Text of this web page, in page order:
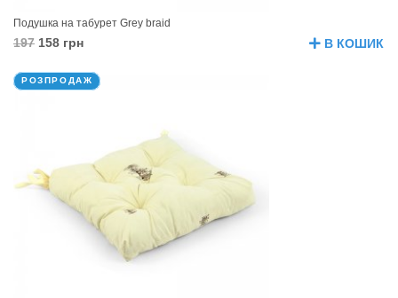
Подушка на табурет Grey braid
197 158 грн В КОШИК
РОЗПРОДАЖ